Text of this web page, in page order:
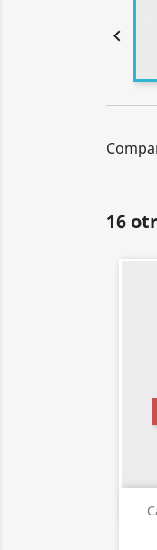

16